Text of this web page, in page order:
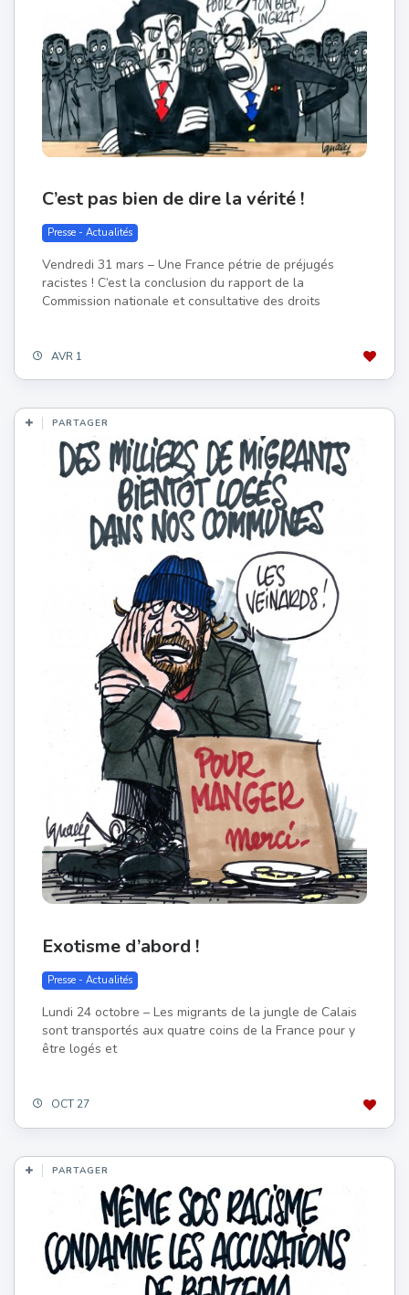
C’est pas bien de dire la vérité !
Presse - Actualités
Vendredi 31 mars – Une France pétrie de préjugés
racistes ! C’est la conclusion du rapport de la
Commission nationale et consultative des droits
AVR 1
PARTAGER
Exotisme d’abord !
Presse - Actualités
Lundi 24 octobre – Les migrants de la jungle de Calais
sont transportés aux quatre coins de la France pour y
être logés et
OCT 27
PARTAGER